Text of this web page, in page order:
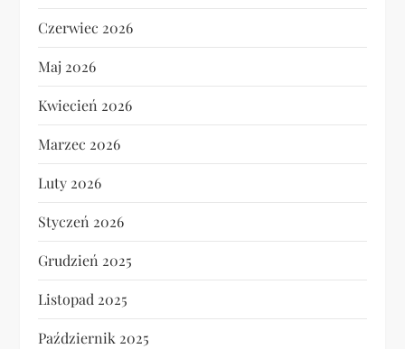
Czerwiec 2026
Maj 2026
Kwiecień 2026
Marzec 2026
Luty 2026
Styczeń 2026
Grudzień 2025
Listopad 2025
Październik 2025